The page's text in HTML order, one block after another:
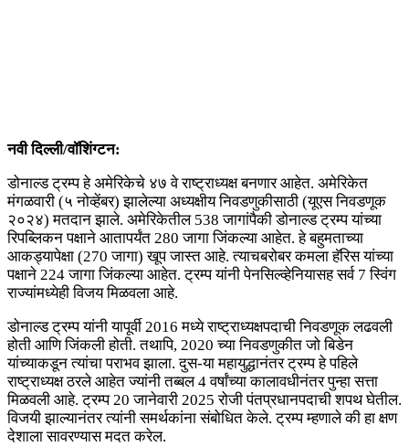
नवी दिल्ली/वॉशिंग्टन:
डोनाल्ड ट्रम्प हे अमेरिकेचे ४७ वे राष्ट्राध्यक्ष बनणार आहेत. अमेरिकेत
मंगळवारी (५ नोव्हेंबर) झालेल्या अध्यक्षीय निवडणुकीसाठी (यूएस निवडणूक
२०२४) मतदान झाले. अमेरिकेतील 538 जागांपैकी डोनाल्ड ट्रम्प यांच्या
रिपब्लिकन पक्षाने आतापर्यंत 280 जागा जिंकल्या आहेत. हे बहुमताच्या
आकड्यापेक्षा (270 जागा) खूप जास्त आहे. त्याचबरोबर कमला हॅरिस यांच्या
पक्षाने 224 जागा जिंकल्या आहेत. ट्रम्प यांनी पेनसिल्व्हेनियासह सर्व 7 स्विंग
राज्यांमध्येही विजय मिळवला आहे.
डोनाल्ड ट्रम्प यांनी यापूर्वी 2016 मध्ये राष्ट्राध्यक्षपदाची निवडणूक लढवली
होती आणि जिंकली होती. तथापि, 2020 च्या निवडणुकीत जो बिडेन
यांच्याकडून त्यांचा पराभव झाला. दुस-या महायुद्धानंतर ट्रम्प हे पहिले
राष्ट्राध्यक्ष ठरले आहेत ज्यांनी तब्बल 4 वर्षांच्या कालावधीनंतर पुन्हा सत्ता
मिळवली आहे. ट्रम्प 20 जानेवारी 2025 रोजी पंतप्रधानपदाची शपथ घेतील.
विजयी झाल्यानंतर त्यांनी समर्थकांना संबोधित केले. ट्रम्प म्हणाले की हा क्षण
देशाला सावरण्यास मदत करेल.